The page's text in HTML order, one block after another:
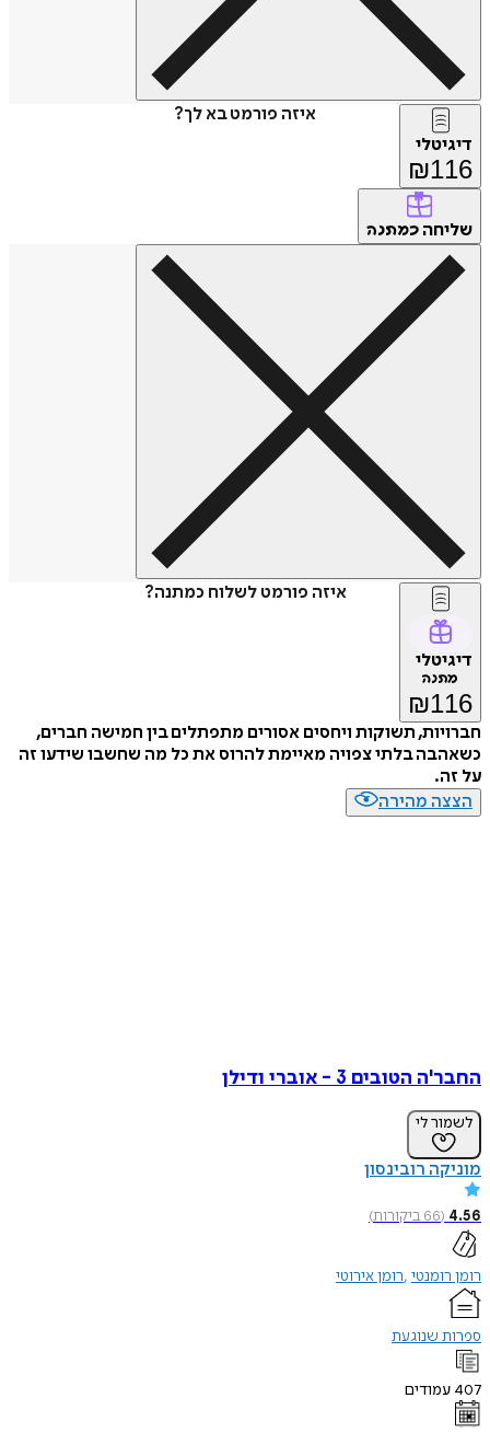
איזה פורמט בא לך?
דיגיטלי
₪116
שליחה כמתנה
איזה פורמט לשלוח כמתנה?
דיגיטלי
מתנה
₪116
חברויות, תשוקות ויחסים אסורים מתפתלים בין חמישה חברים,
כשאהבה בלתי צפויה מאיימת להרוס את כל מה שחשבו שידעו זה
על זה.
הצצה מהירה
החבר'ה הטובים 3 - אוברי ודילן
לשמור לי
מוניקה רובינסון
4.56
(
66ביקורות)
רומן רומנטי רומן אירוטי
ספרות שנוגעת
407 עמודים